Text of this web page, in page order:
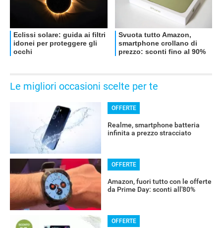
Le migliori occasioni scelte per te
OFFERTE
Realme, smartphone batteria
infinita a prezzo stracciato
OFFERTE
Amazon, fuori tutto con le offerte
da Prime Day: sconti all'80%
OFFERTE